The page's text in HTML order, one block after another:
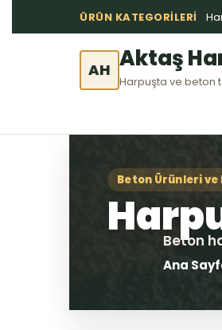
ÜRÜN KATEGORILERI
AH Aktaş
Harpuşta ve beton
Ana